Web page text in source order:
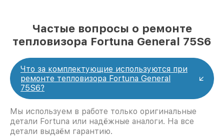
Частые вопросы о ремонте
тепловизора Fortuna General 75S6
Что за комплектующие используются при
ремонте тепловизора Fortuna General
75S6?
Мы используем в работе только оригинальные
детали Fortuna или надёжные аналоги. На все
детали выдаём гарантию.